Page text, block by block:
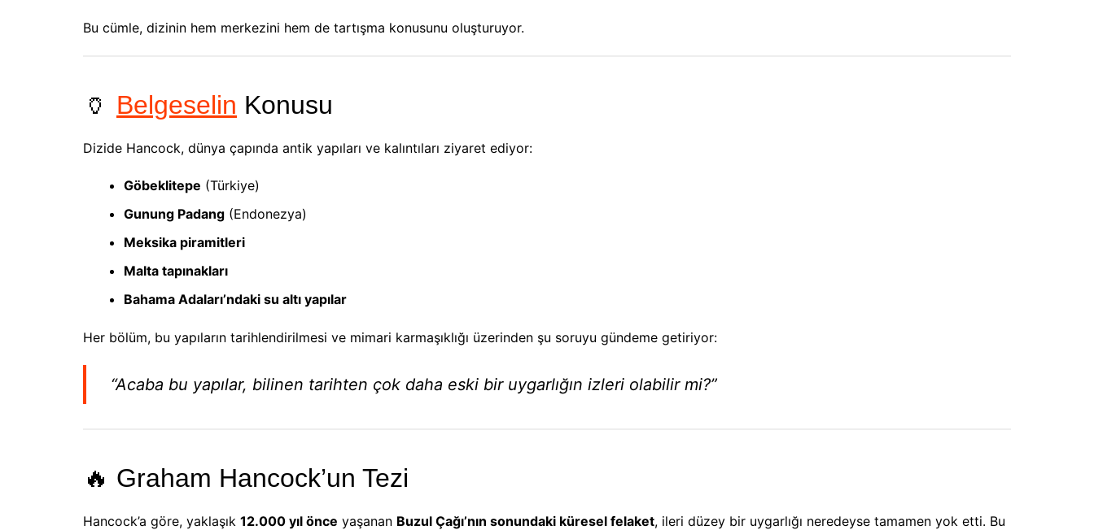
Bu cümle, dizinin hem merkezini hem de tartışma konusunu oluşturuyor.
🏺 Belgeselin Konusu
Dizide Hancock, dünya çapında antik yapıları ve kalıntıları ziyaret ediyor:
Göbeklitepe (Türkiye)
Gunung Padang (Endonezya)
Meksika piramitleri
Malta tapınakları
Bahama Adaları’ndaki su altı yapılar
Her bölüm, bu yapıların tarihlendirilmesi ve mimari karmaşıklığı üzerinden şu soruyu gündeme getiriyor:
“Acaba bu yapılar, bilinen tarihten çok daha eski bir uygarlığın izleri olabilir mi?”
🔥 Graham Hancock’un Tezi
Hancock’a göre, yaklaşık 12.000 yıl önce yaşanan Buzul Çağı’nın sonundaki küresel felaket, ileri düzey bir uygarlığı neredeyse tamamen yok etti. Bu